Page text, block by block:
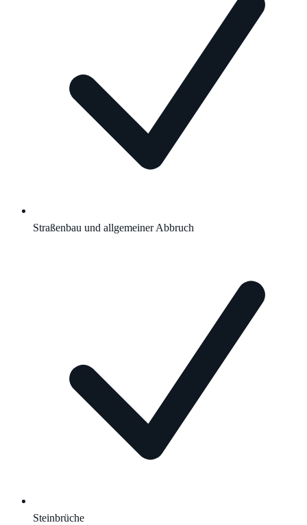
Straßenbau und allgemeiner Abbruch
Steinbrüche